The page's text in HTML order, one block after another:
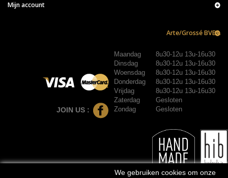
Mijn account
Arte/Grossé BVBA
Maandag
Dinsdag
Woensdag
Donderdag
Vrijdag
Zaterdag
Zondag
8u30-12u 13u-16u30
8u30-12u 13u-16u30
8u30-12u 13u-16u30
8u30-12u 13u-16u30
8u30-12u 13u-16u30
Gesloten
Gesloten
JOIN US :
We gebruiken cookies om onze